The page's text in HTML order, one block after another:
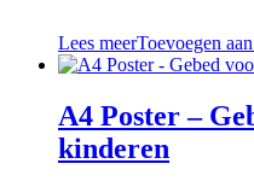
Lees meerToevoegen
A4 Poster –
kinderen